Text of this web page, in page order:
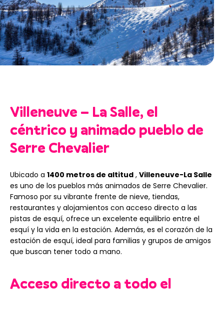
Villeneuve – La Salle, el
céntrico y animado pueblo de
Serre Chevalier
Ubicado a 1400 metros de altitud , Villeneuve-La Salle
es uno de los pueblos más animados de Serre Chevalier.
Famoso por su vibrante frente de nieve, tiendas,
restaurantes y alojamientos con acceso directo a las
pistas de esquí, ofrece un excelente equilibrio entre el
esquí y la vida en la estación. Además, es el corazón de la
estación de esquí, ideal para familias y grupos de amigos
que buscan tener todo a mano.
Acceso directo a todo el